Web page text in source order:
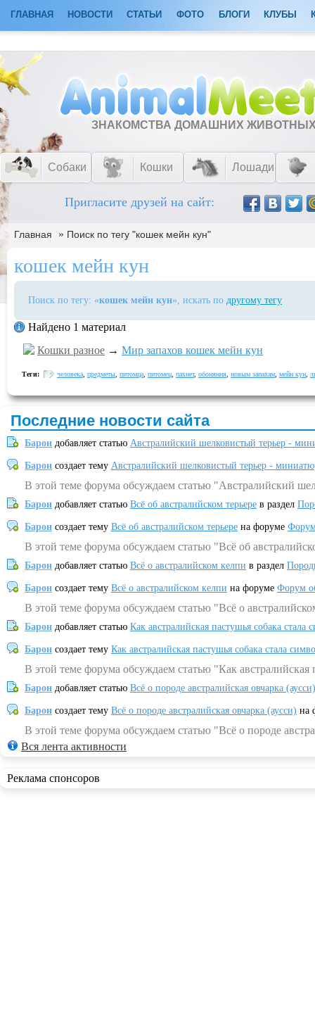
ГЛАВНАЯ НОВОСТИ СТАТЬИ ФОТО БЛОГИ КЛУБЫ
ЗНАКОМСТВА ДОМАШНИХ
Собаки Кошки Лошади
Пригласите друзей на сайт:
Главная » Поиск по тегу "кошек мейн кун"
кошек мейн кун
Поиск по тегу: «кошек мейн кун», искать по другому тегу
Найдено 1 материал
Кошки разное → Мир запахов кошек мейн кун
Теги: человека предметы питомца питомец пахнет, обоняния новым запахам мейн кун
Последние новости сайта
Барон добавляет статью Австралийский шелковистый терьер -
Барон создает тему Австралийский шелковистый терьер -
В этой теме форума обсуждаем статью "Австралийский
Барон добавляет статью Всё об австралийском терьере в раздел
Барон создает тему Всё об австралийском терьере на форуме
В этой теме форума обсуждаем статью "Всё об
Барон добавляет статью Всё о австралийском келпи в раздел
Барон создает тему Всё о австралийском келпи на форуме Форум
В этой теме форума обсуждаем статью "Всё о
Барон добавляет статью Как австралийская пастушья собака
Барон создает тему Как австралийская пастушья собака стала
В этой теме форума обсуждаем статью "Как
Барон добавляет статью Всё о породе австралийская овчарка (аусси)
Барон создает тему Всё о породе австралийская овчарка (аусси) на
В этой теме форума обсуждаем статью "Всё о породе
Вся лента активности
Реклама спонсоров